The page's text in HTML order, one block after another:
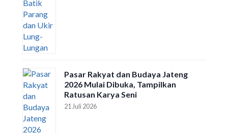
Pasar Rakyat dan Budaya Jateng
2026 Mulai Dibuka, Tampilkan
Ratusan Karya Seni
21 Juli 2026